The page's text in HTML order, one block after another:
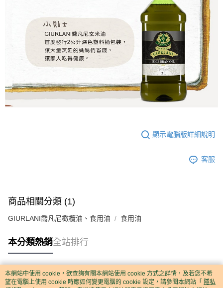
顯示電腦版詳細說明
客服
商品相關分類 (1)
GIURLANI喬凡尼橄欖油、食用油 食用油
本分類熱銷全站排行
熱門標籤
本網站中使用 cookie，欲查詢有關本網站使用 cookie 方式之詳情，及若您不希
望在電腦上使用 cookie 時應如何變更電腦的 cookie 設定，請參閱本網站「 隱私